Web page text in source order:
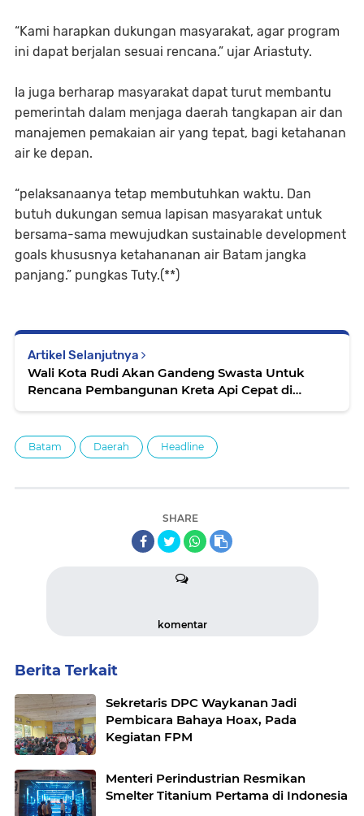
“Kami harapkan dukungan masyarakat, agar program
ini dapat berjalan sesuai rencana.” ujar Ariastuty.
Ia juga berharap masyarakat dapat turut membantu
pemerintah dalam menjaga daerah tangkapan air dan
manajemen pemakaian air yang tepat, bagi ketahanan
air ke depan.
“pelaksanaanya tetap membutuhkan waktu. Dan
butuh dukungan semua lapisan masyarakat untuk
bersama-sama mewujudkan sustainable development
goals khususnya ketahananan air Batam jangka
panjang.” pungkas Tuty.(**)
Artikel Selanjutnya
Wali Kota Rudi Akan Gandeng Swasta Untuk
Rencana Pembangunan Kreta Api Cepat di
Batam Daerah Headline
SHARE
komentar
Berita Terkait
Sekretaris DPC Waykanan Jadi
Pembicara Bahaya Hoax, Pada
Kegiatan FPM
Menteri Perindustrian Resmikan
Smelter Titanium Pertama di Indonesia